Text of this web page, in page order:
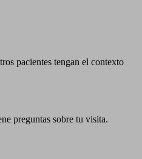
pacientes tengan el contexto
preguntas sobre tu visita.